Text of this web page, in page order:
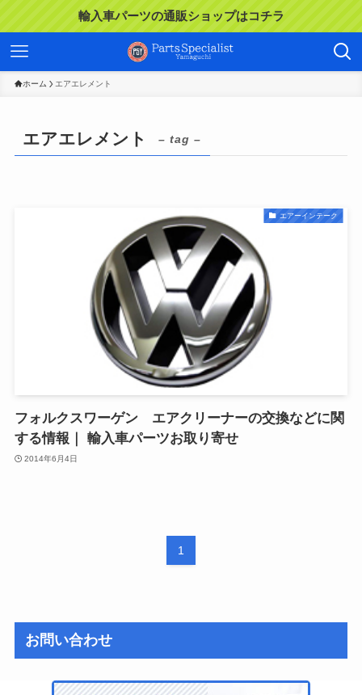
輸入車パーツの通販ショップはコチラ
ホーム エアエレメント
エアエレメント – tag –
エアーインテーク
フォルクスワーゲン エアクリーナーの交換などに関
する情報｜ 輸入車パーツお取り寄せ
2014年6月4日
1
お問い合わせ